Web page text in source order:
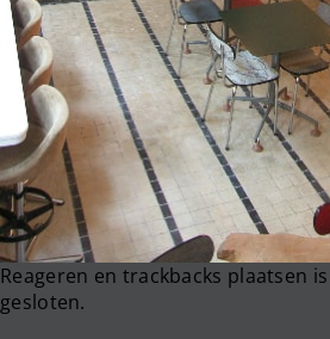
Reageren en trackbacks plaatsen
gesloten.